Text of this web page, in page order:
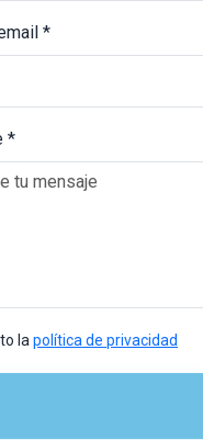
*
*
lapolítica de privacidad